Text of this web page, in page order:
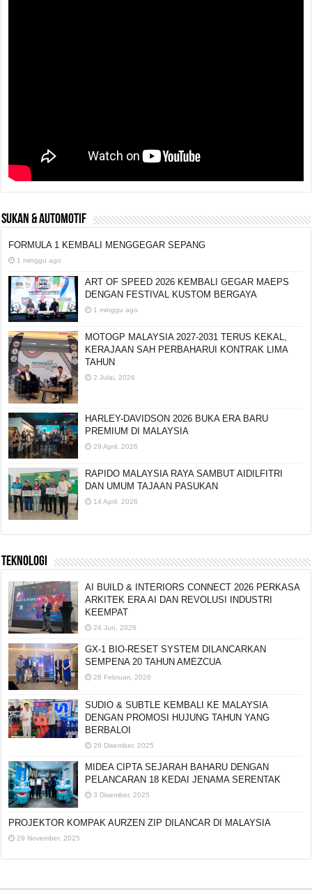
SUKAN & AUTOMOTIF
FORMULA 1 KEMBALI MENGGEGAR SEPANG
1 minggu ago
ART OF SPEED 2026 KEMBALI GEGAR MAEPS
DENGAN FESTIVAL KUSTOM BERGAYA
1 minggu ago
MOTOGP MALAYSIA 2027-2031 TERUS KEKAL,
KERAJAAN SAH PERBAHARUI KONTRAK LIMA
TAHUN
2 Julai, 2026
HARLEY-DAVIDSON 2026 BUKA ERA BARU
PREMIUM DI MALAYSIA
29 April, 2026
RAPIDO MALAYSIA RAYA SAMBUT AIDILFITRI
DAN UMUM TAJAAN PASUKAN
14 April, 2026
TEKNOLOGI
AI BUILD & INTERIORS CONNECT 2026 PERKASA
ARKITEK ERA AI DAN REVOLUSI INDUSTRI
KEEMPAT
24 Jun, 2026
GX-1 BIO-RESET SYSTEM DILANCARKAN
SEMPENA 20 TAHUN AMEZCUA
28 Februari, 2026
SUDIO & SUBTLE KEMBALI KE MALAYSIA
DENGAN PROMOSI HUJUNG TAHUN YANG
BERBALOI
26 Disember, 2025
MIDEA CIPTA SEJARAH BAHARU DENGAN
PELANCARAN 18 KEDAI JENAMA SERENTAK
3 Disember, 2025
PROJEKTOR KOMPAK AURZEN ZIP DILANCAR DI MALAYSIA
29 November, 2025